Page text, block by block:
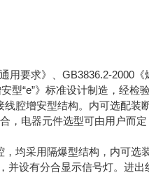
要求》、GB3836.2-2000
型“e”》标准设计制造，经检
腔增安型结构。内可选配装
，电器元件选型可由用户而
均采用隔爆型结构，内可选
设有分合显示信号灯。进